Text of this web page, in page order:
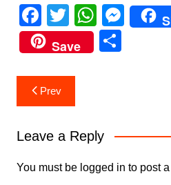
F
a
c
e
b
o
k
T
w
itt
er
W
h
at
p
p
M
e
er
Save
S
Post
navigation
Prev
Leave a Reply
You must be logged in to post